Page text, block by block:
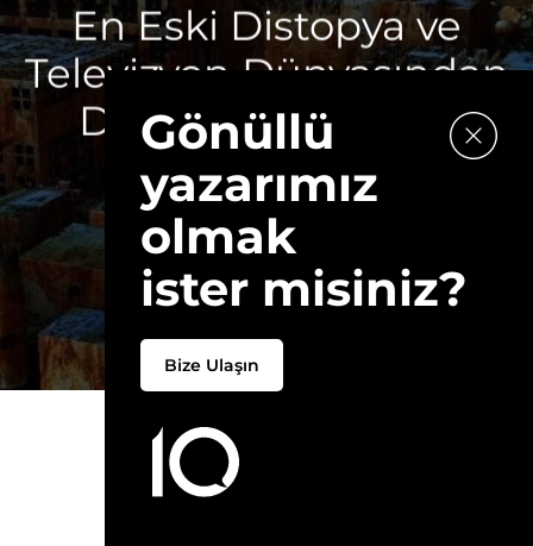
En Eski Distopya ve
Televizyon Dünyasından
Distopya Örnekleri
Yazar: EDANUR SALUK
~5DK
Bize Buy Me a Coffee'de destek olun!
Gönüllü
yazarımız
olmak
ister misiniz?
Bize Ulaşın